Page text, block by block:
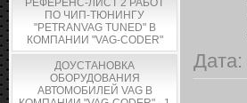
РЕФЕРЕНС-ЛИСТ 2 РАБОТ
ПО ЧИП-ТЮНИНГУ
"PETRANVAG TUNED" В
КОМПАНИИ "VAG-CODER"
ДОУСТАНОВКА
ОБОРУДОВАНИЯ
АВТОМОБИЛЕЙ VAG В
Дата: